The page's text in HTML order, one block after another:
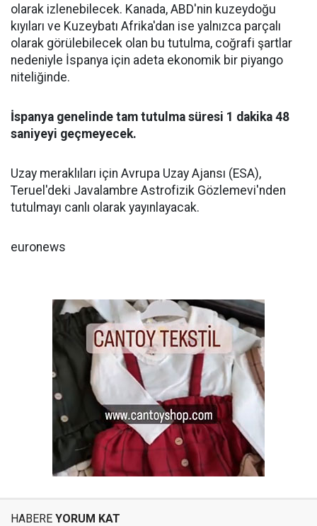
olarak izlenebilecek. Kanada, ABD'nin kuzeydoğu
kıyıları ve Kuzeybatı Afrika'dan ise yalnızca parçalı
olarak görülebilecek olan bu tutulma, coğrafi şartlar
nedeniyle İspanya için adeta ekonomik bir piyango
niteliğinde.
İspanya genelinde tam tutulma süresi 1 dakika 48
saniyeyi geçmeyecek.
Uzay meraklıları için Avrupa Uzay Ajansı (ESA),
Teruel'deki Javalambre Astrofizik Gözlemevi'nden
tutulmayı canlı olarak yayınlayacak.
euronews
HABERE YORUM KAT